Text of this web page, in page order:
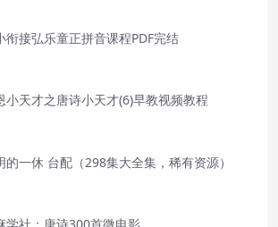
衔接弘乐童正拼音课程PDF完结
小天才之唐诗小天才(6)早教视频教程
的一休 台配（298集大全集，稀有资源）